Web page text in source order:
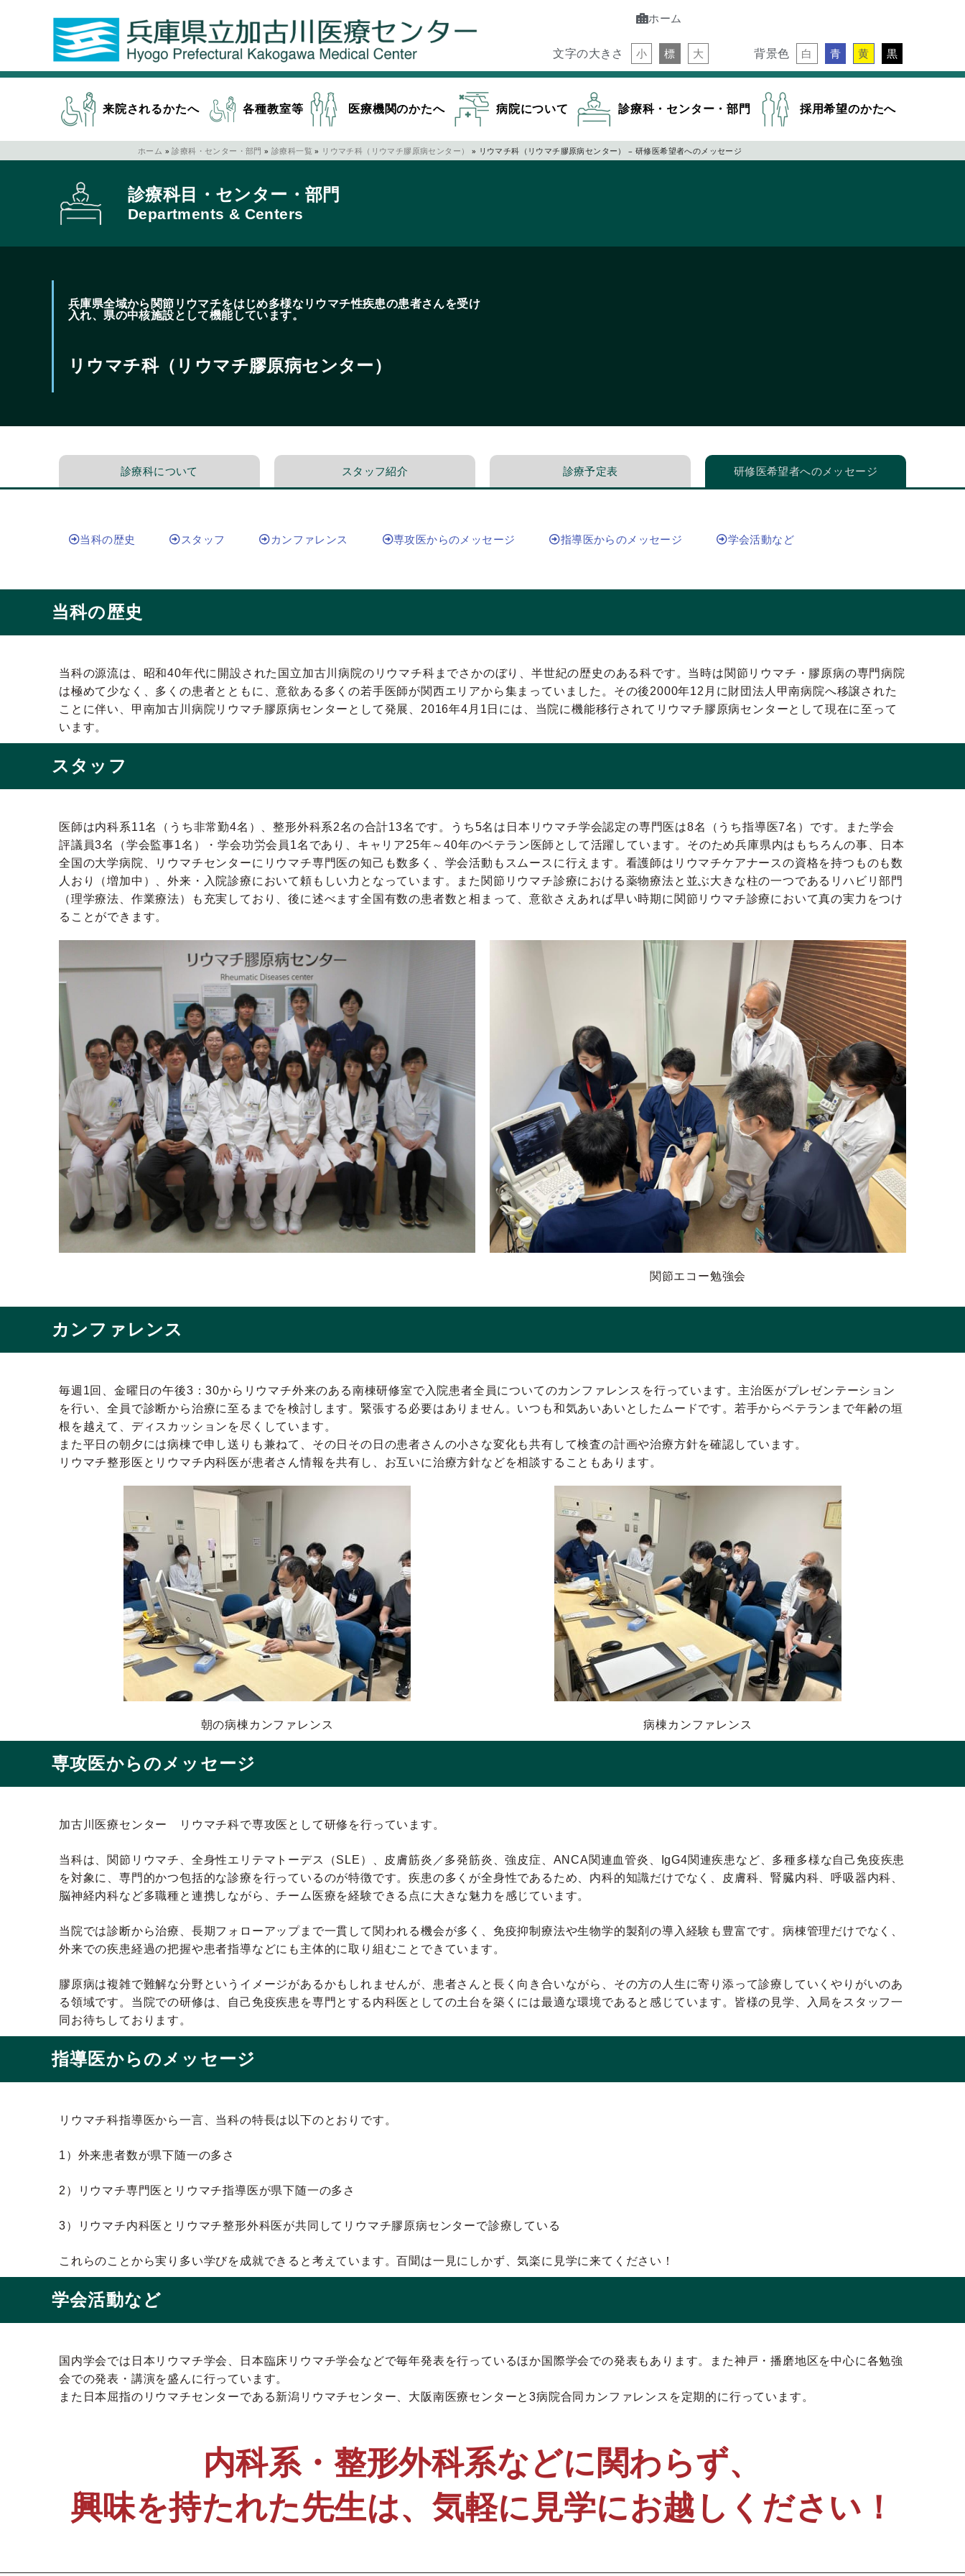
ホーム
文字の大きさ 小 標 大 背景色 白 青 黄 黒
来院されるかたへ 各種教室等 医療機関のかたへ 病院について 診療科・センター・部門 採用希望のかたへ
ホーム » 診療科・センター・部門 » 診療科一覧 » リウマチ科（リウマチ膠原病センター） » リウマチ科（リウマチ膠原病センター） – 研修医希望者へのメッセージ
診療科目・センター・部門
Departments & Centers
兵庫県全域から関節リウマチをはじめ多様なリウマチ性疾患の患者さんを受け
入れ、県の中核施設として機能しています。
リウマチ科（リウマチ膠原病センター）
診療科について スタッフ紹介 診療予定表 研修医希望者へのメッセージ
当科の歴史 スタッフ カンファレンス 専攻医からのメッセージ 指導医からのメッセージ 学会活動など
当科の歴史
当科の源流は、昭和40年代に開設された国立加古川病院のリウマチ科までさかのぼり、半世紀の歴史のある科です。当時は関節リウマチ・膠原病の専門病院
は極めて少なく、多くの患者とともに、意欲ある多くの若手医師が関西エリアから集まっていました。その後2000年12月に財団法人甲南病院へ移譲された
ことに伴い、甲南加古川病院リウマチ膠原病センターとして発展、2016年4月1日には、当院に機能移行されてリウマチ膠原病センターとして現在に至って
います。
スタッフ
医師は内科系11名（うち非常勤4名）、整形外科系2名の合計13名です。うち5名は日本リウマチ学会認定の専門医は8名（うち指導医7名）です。また学会
評議員3名（学会監事1名）・学会功労会員1名であり、キャリア25年～40年のベテラン医師として活躍しています。そのため兵庫県内はもちろんの事、日本
全国の大学病院、リウマチセンターにリウマチ専門医の知己も数多く、学会活動もスムースに行えます。看護師はリウマチケアナースの資格を持つものも数
人おり（増加中）、外来・入院診療において頼もしい力となっています。また関節リウマチ診療における薬物療法と並ぶ大きな柱の一つであるリハビリ部門
（理学療法、作業療法）も充実しており、後に述べます全国有数の患者数と相まって、意欲さえあれば早い時期に関節リウマチ診療において真の実力をつけ
ることができます。
関節エコー勉強会
カンファレンス
毎週1回、金曜日の午後3：30からリウマチ外来のある南棟研修室で入院患者全員についてのカンファレンスを行っています。主治医がプレゼンテーション
を行い、全員で診断から治療に至るまでを検討します。緊張する必要はありません。いつも和気あいあいとしたムードです。若手からベテランまで年齢の垣
根を越えて、ディスカッションを尽くしています。
また平日の朝夕には病棟で申し送りも兼ねて、その日その日の患者さんの小さな変化も共有して検査の計画や治療方針を確認しています。
リウマチ整形医とリウマチ内科医が患者さん情報を共有し、お互いに治療方針などを相談することもあります。
朝の病棟カンファレンス 病棟カンファレンス
専攻医からのメッセージ
加古川医療センター リウマチ科で専攻医として研修を行っています。
当科は、関節リウマチ、全身性エリテマトーデス（SLE）、皮膚筋炎／多発筋炎、強皮症、ANCA関連血管炎、IgG4関連疾患など、多種多様な自己免疫疾患
を対象に、専門的かつ包括的な診療を行っているのが特徴です。疾患の多くが全身性であるため、内科的知識だけでなく、皮膚科、腎臓内科、呼吸器内科、
脳神経内科など多職種と連携しながら、チーム医療を経験できる点に大きな魅力を感じています。
当院では診断から治療、長期フォローアップまで一貫して関われる機会が多く、免疫抑制療法や生物学的製剤の導入経験も豊富です。病棟管理だけでなく、
外来での疾患経過の把握や患者指導などにも主体的に取り組むことできています。
膠原病は複雑で難解な分野というイメージがあるかもしれませんが、患者さんと長く向き合いながら、その方の人生に寄り添って診療していくやりがいのあ
る領域です。当院での研修は、自己免疫疾患を専門とする内科医としての土台を築くには最適な環境であると感じています。皆様の見学、入局をスタッフ一
同お待ちしております。
指導医からのメッセージ
リウマチ科指導医から一言、当科の特長は以下のとおりです。
1）外来患者数が県下随一の多さ
2）リウマチ専門医とリウマチ指導医が県下随一の多さ
3）リウマチ内科医とリウマチ整形外科医が共同してリウマチ膠原病センターで診療している
これらのことから実り多い学びを成就できると考えています。百聞は一見にしかず、気楽に見学に来てください！
学会活動など
国内学会では日本リウマチ学会、日本臨床リウマチ学会などで毎年発表を行っているほか国際学会での発表もあります。また神戸・播磨地区を中心に各勉強
会での発表・講演を盛んに行っています。
また日本屈指のリウマチセンターである新潟リウマチセンター、大阪南医療センターと3病院合同カンファレンスを定期的に行っています。
内科系・整形外科系などに関わらず、
興味を持たれた先生は、気軽に見学にお越しください！